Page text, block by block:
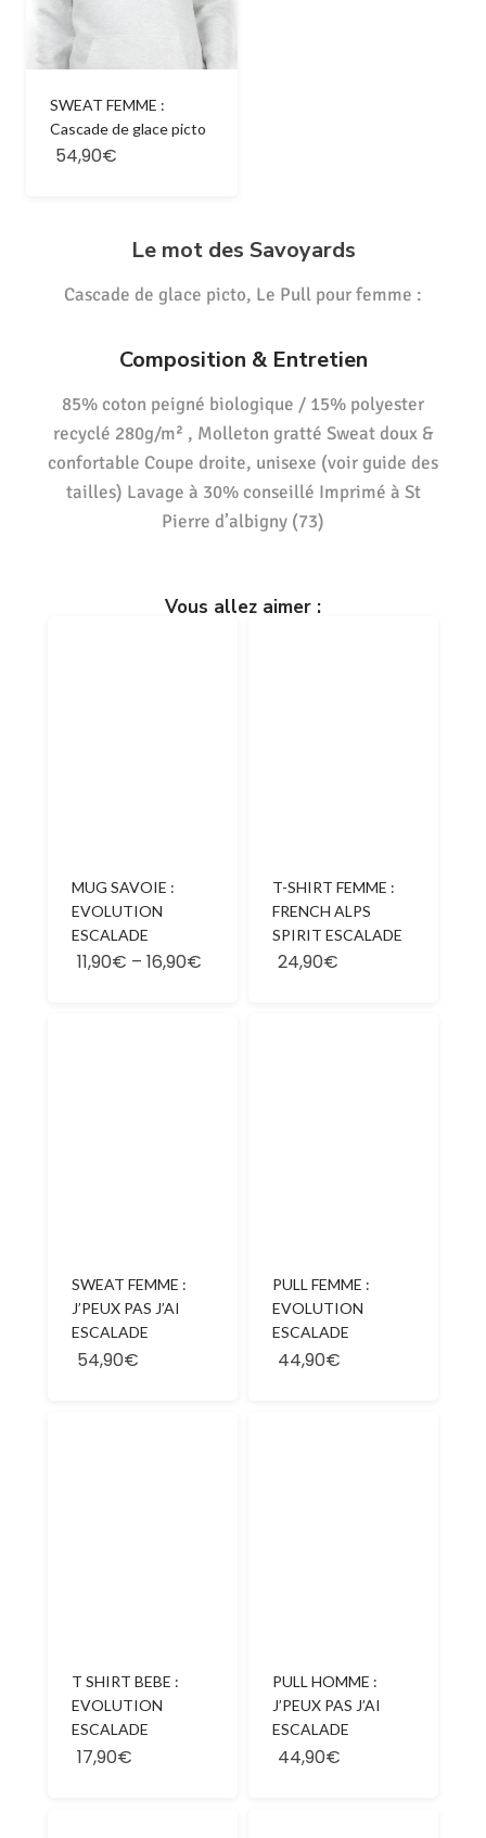
SWEAT FEMME :
Cascade de glace picto
54,90€
Le mot des Savoyards
Cascade de glace picto, Le Pull pour femme :
Composition & Entretien
85% coton peigné biologique / 15% polyester
recyclé 280g/m² , Molleton gratté Sweat doux &
confortable Coupe droite, unisexe (voir guide des
tailles) Lavage à 30% conseillé Imprimé à St
Pierre d’albigny (73)
Vous allez aimer :
MUG SAVOIE :
EVOLUTION
ESCALADE
11,90€ –16,90€
T-SHIRT FEMME :
FRENCH ALPS
SPIRIT ESCALADE
24,90€
SWEAT FEMME :
J’PEUX PAS J’AI
ESCALADE
54,90€
PULL FEMME :
EVOLUTION
ESCALADE
44,90€
T SHIRT BEBE :
EVOLUTION
ESCALADE
17,90€
PULL HOMME :
J’PEUX PAS J’AI
ESCALADE
44,90€